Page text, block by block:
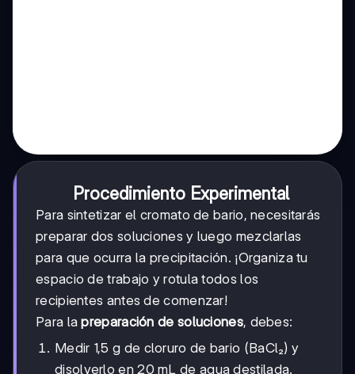
Procedimiento Experimental
Para sintetizar el cromato de bario, necesitarás
preparar dos soluciones y luego mezclarlas
para que ocurra la precipitación. ¡Organiza tu
espacio de trabajo y rotula todos los
recipientes antes de comenzar!
Para lapreparación de soluciones, debes:
Medir 1,5 g de cloruro de bario (BaCl₂) y
disolverlo en 20 mL de agua destilada.